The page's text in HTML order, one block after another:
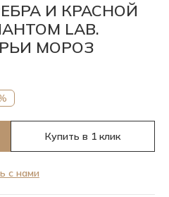
И КРАСНОЙ
LAB.
МОРОЗ
Купить в 1 клик
с нами